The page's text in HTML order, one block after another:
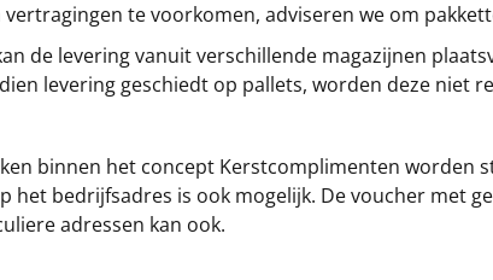
vertragingen te voorkomen, adviseren we om
de levering vanuit verschillende magazijnen
levering geschiedt op pallets, worden deze niet
binnen het concept Kerstcomplimenten worden
het bedrijfsadres is ook mogelijk. De voucher met
adressen kan ook.